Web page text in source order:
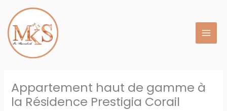
contenu
Appartement haut de gamme à
la Résidence Prestigia Corail